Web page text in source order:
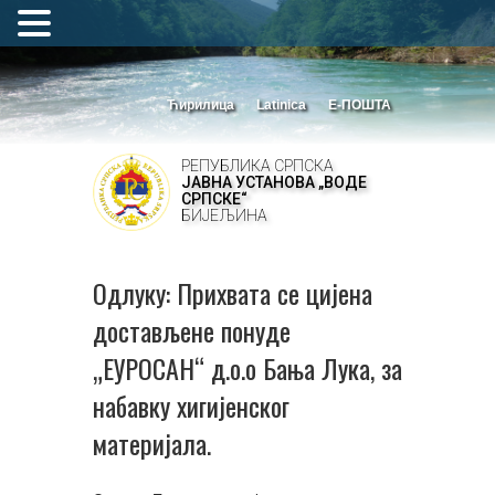
Ћирилица Latinica Е-ПОШТА
РЕПУБЛИКА СРПСКА
ЈАВНА УСТАНОВА „ВОДЕ
СРПСКЕ“
БИЈЕЉИНА
Одлуку: Прихвата се цијена
достављене понуде
„ЕУРОСАН“ д.о.о Бања Лука, за
набавку хигијенског
материјала.